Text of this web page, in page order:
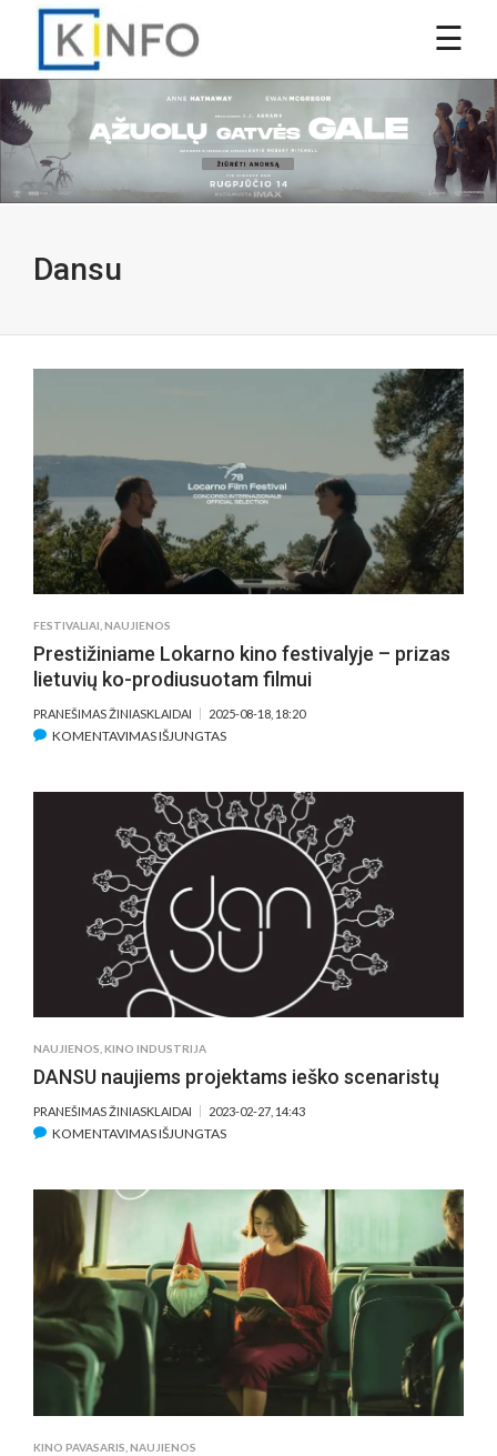
Dansu
FESTIVALIAI NAUJIENOS
Prestižiniame Lokarno kino festivalyje – prizas
lietuvių ko-prodiusuotam filmui
PRANEŠIMAS ŽINIASKLAIDAI 2025-08-18, 18:20
KOMENTAVIMAS IŠJUNGTASĮRAŠE
KINO
FESTIVALYJE
LIETUVIŲ
KO-
FILMUI
NAUJIENOS,KINO INDUSTRIJA
DANSU naujiems projektams ieško scenaristų
PRANEŠIMAS ŽINIASKLAIDAI 2023-02-27, 14:43
KOMENTAVIMAS IŠJUNGTASĮRAŠE
PROJEKTAMS
IEŠKO
SCENARISTŲ
KINO PAVASARIS NAUJIENOS